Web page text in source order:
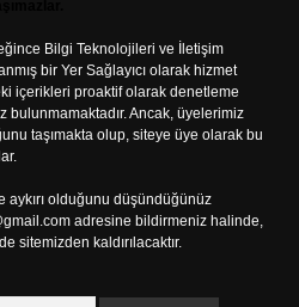
Bilgi Teknolojileri ve İletişim
bir Yer Sağlayıcı olarak hizmet
içerikleri proaktif olarak denetleme
bulunmamaktadır. Ancak, üyelerimiz
taşımakta olup, siteye üye olarak bu
olduğunu düşündüğünüz
adresine bildirmeniz halinde,
sitemizden kaldırılacaktır.